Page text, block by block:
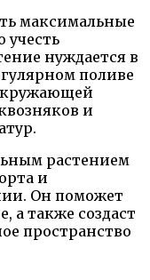
максимальные
учесть
нуждается в
поливе
и
растением
и
Он поможет
а также создаст
пространство